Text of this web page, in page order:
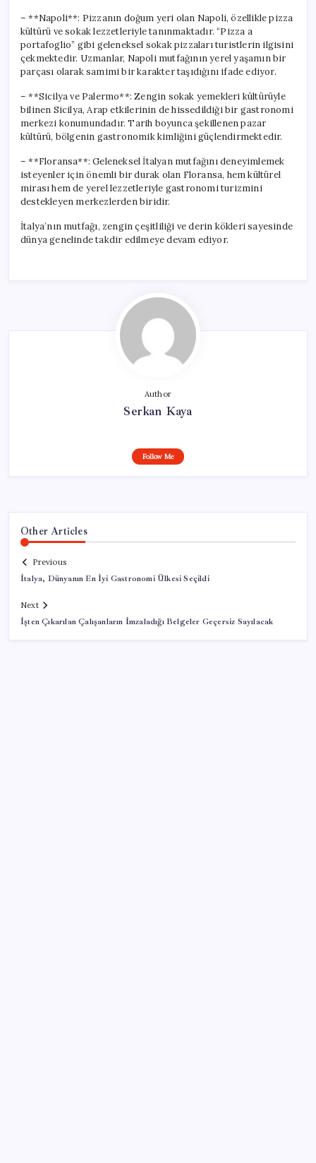
– **Napoli**: Pizzanın doğum yeri olan Napoli, özellikle pizza
kültürü ve sokak lezzetleriyle tanınmaktadır. “Pizza a
portafoglio” gibi geleneksel sokak pizzaları turistlerin ilgisini
çekmektedir. Uzmanlar, Napoli mutfağının yerel yaşamın bir
parçası olarak samimi bir karakter taşıdığını ifade ediyor.
– **Sicilya ve Palermo**: Zengin sokak yemekleri kültürüyle
bilinen Sicilya, Arap etkilerinin de hissedildiği bir gastronomi
merkezi konumundadır. Tarih boyunca şekillenen pazar
kültürü, bölgenin gastronomik kimliğini güçlendirmektedir.
– **Floransa**: Geleneksel İtalyan mutfağını deneyimlemek
isteyenler için önemli bir durak olan Floransa, hem kültürel
mirası hem de yerel lezzetleriyle gastronomi turizmini
destekleyen merkezlerden biridir.
İtalya’nın mutfağı, zengin çeşitliliği ve derin kökleri sayesinde
dünya genelinde takdir edilmeye devam ediyor.
Author
Serkan Kaya
Follow Me
Other Articles
Previous
İtalya, Dünyanın En İyi Gastronomi Ülkesi Seçildi
Next
İşten Çıkarılan Çalışanların İmzaladığı Belgeler Geçersiz Sayılacak